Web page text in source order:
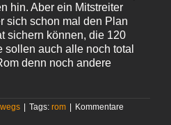
hin. Aber ein Mitstreiter
sich schon mal den Plan
sichern können, die 120
sollen auch alle noch total
denn noch andere
| Tags: rom | Kommentare